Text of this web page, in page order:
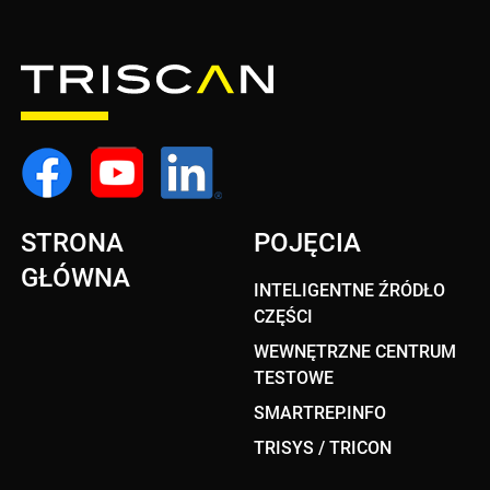
STRONA
GŁÓWNA
POJĘCIA
INTELIGENTNE ŹRÓDŁO
CZĘŚCI
WEWNĘTRZNE CENTRUM
TESTOWE
SMARTREP.INFO
TRISYS / TRICON